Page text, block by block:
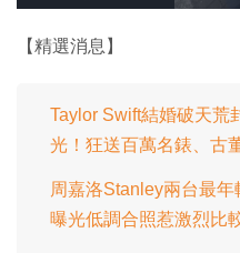
放
啟
【精選消息】
Taylor Swift結婚破天荒
光！狂送百萬名錶、古
周嘉洛Stanley兩台最
曝光低調合照惹激烈比